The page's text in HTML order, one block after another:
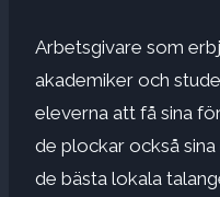
Arbetsgivare som
akademiker och
eleverna att få sina
de plockar också
de bästa lokala